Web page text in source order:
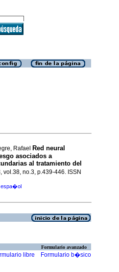
Rafael
Red neural
asociados a
al tratamiento del
vol.38, no.3, p.439-446. ISSN
espa�ol
Formulario avanzado
libre Formulario b�sico